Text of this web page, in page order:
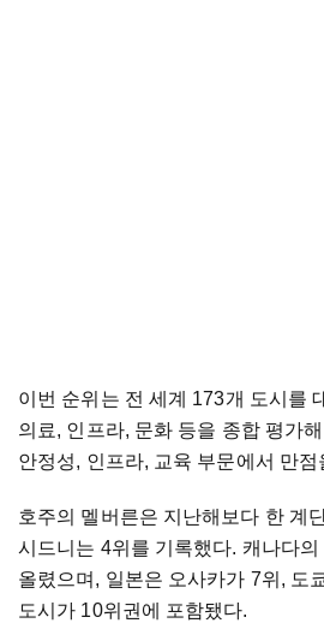
이번 순위는 전 세계 173개 도시를
의료, 인프라, 문화 등을 종합 평가
안정성, 인프라, 교육 부문에서 만점
호주의 멜버른은 지난해보다 한 계
시드니는 4위를 기록했다. 캐나다
올렸으며, 일본은 오사카가 7위, 도
도시가 10위권에 포함됐다.